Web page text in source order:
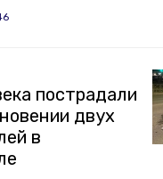
пострадали
двух
в